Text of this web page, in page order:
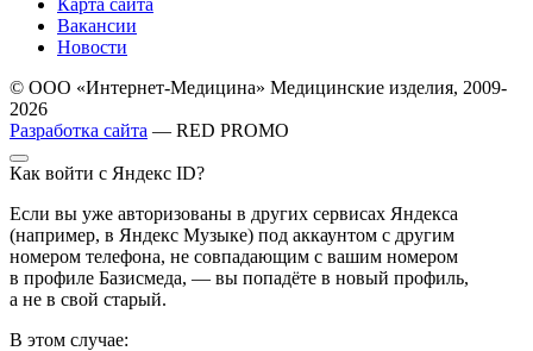
Вакансии
Новости
© ООО «Интернет-Медицина» Медицинские изделия, 2009-
2026
Разработка сайта — RED PROMO
Как войти с Яндекс ID?
Если вы уже авторизованы в других сервисах Яндекса
(например, в Яндекс Музыке) под аккаунтом с другим
номером телефона, не совпадающим с вашим номером
в профиле Базисмеда, — вы попадёте в новый профиль,
а не в свой старый.
В этом случае: